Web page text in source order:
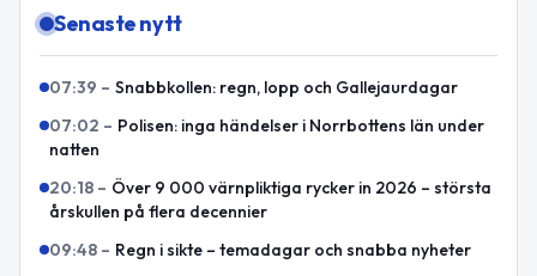
Senaste nytt
07:39 – Snabbkollen: regn, lopp och Gallejaurdagar
07:02 – Polisen: inga händelser i Norrbottens län under
natten
20:18 – Över 9 000 värnpliktiga rycker in 2026 – största
årskullen på flera decennier
09:48 – Regn i sikte – temadagar och snabba nyheter